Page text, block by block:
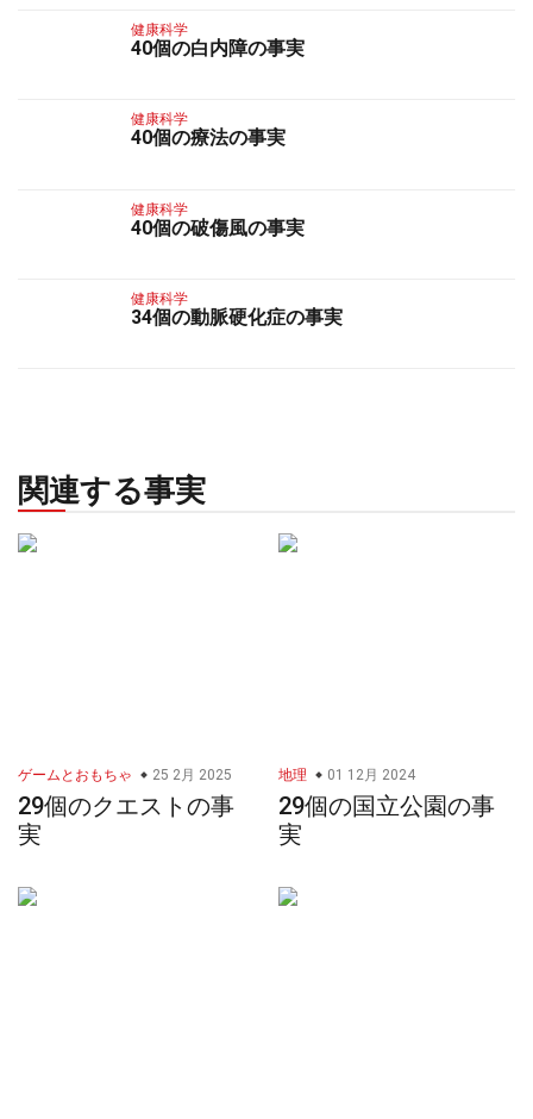
健康科学
40個の白内障の事実
健康科学
40個の療法の事実
健康科学
40個の破傷風の事実
健康科学
34個の動脈硬化症の事実
関連する事実
ゲームとおもちゃ 25 2月 2025
29個のクエストの事
実
地理 01 12月 2024
29個の国立公園の事
実